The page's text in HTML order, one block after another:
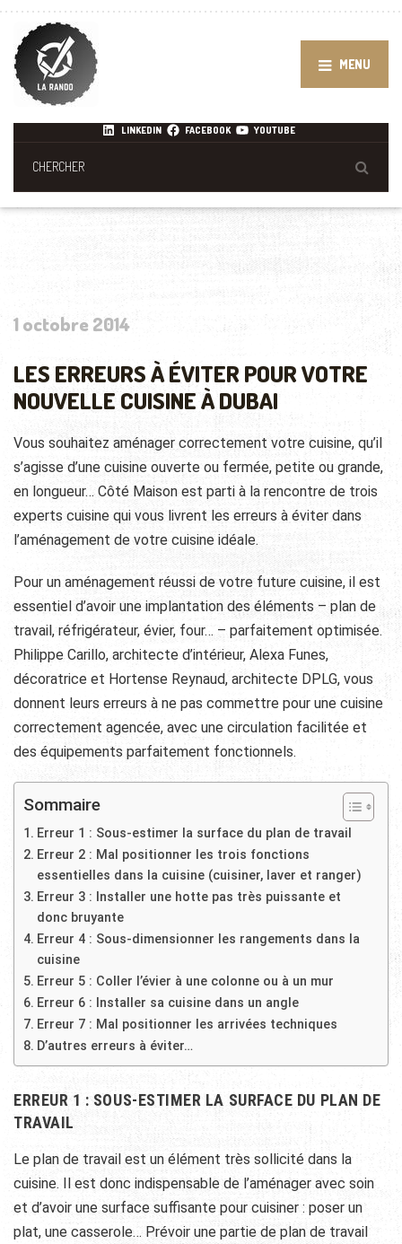
MENU
LINKEDIN FACEBOOK YOUTUBE
1 octobre 2014
LES ERREURS À ÉVITER POUR VOTRE
NOUVELLE CUISINE À DUBAI
Vous souhaitez aménager correctement votre cuisine, qu’il
s’agisse d’une cuisine ouverte ou fermée, petite ou grande,
en longueur… Côté Maison est parti à la rencontre de trois
experts cuisine qui vous livrent les erreurs à éviter dans
l’aménagement de votre cuisine idéale.
Pour un aménagement réussi de votre future cuisine, il est
essentiel d’avoir une implantation des éléments – plan de
travail, réfrigérateur, évier, four… – parfaitement optimisée.
Philippe Carillo, architecte d’intérieur, Alexa Funes,
décoratrice et Hortense Reynaud, architecte DPLG, vous
donnent leurs erreurs à ne pas commettre pour une cuisine
correctement agencée, avec une circulation facilitée et
des équipements parfaitement fonctionnels.
Sommaire
Erreur 1 : Sous-estimer la surface du plan de travail
Erreur 2 : Mal positionner les trois fonctions
essentielles dans la cuisine (cuisiner, laver et ranger)
Erreur 3 : Installer une hotte pas très puissante et
donc bruyante
Erreur 4 : Sous-dimensionner les rangements dans la
cuisine
Erreur 5 : Coller l’évier à une colonne ou à un mur
Erreur 6 : Installer sa cuisine dans un angle
Erreur 7 : Mal positionner les arrivées techniques
D’autres erreurs à éviter…
ERREUR 1 : SOUS-ESTIMER LA SURFACE DU PLAN DE
TRAVAIL
Le plan de travail est un élément très sollicité dans la
cuisine. Il est donc indispensable de l’aménager avec soin
et d’avoir une surface suffisante pour cuisiner : poser un
plat, une casserole… Prévoir une partie de plan de travail